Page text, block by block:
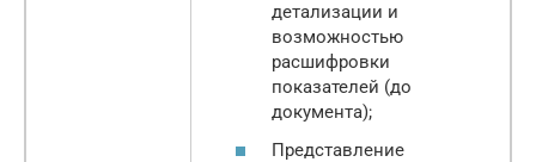
детализации и
возможностью
расшифровки
показателей (до
документа);
Представление